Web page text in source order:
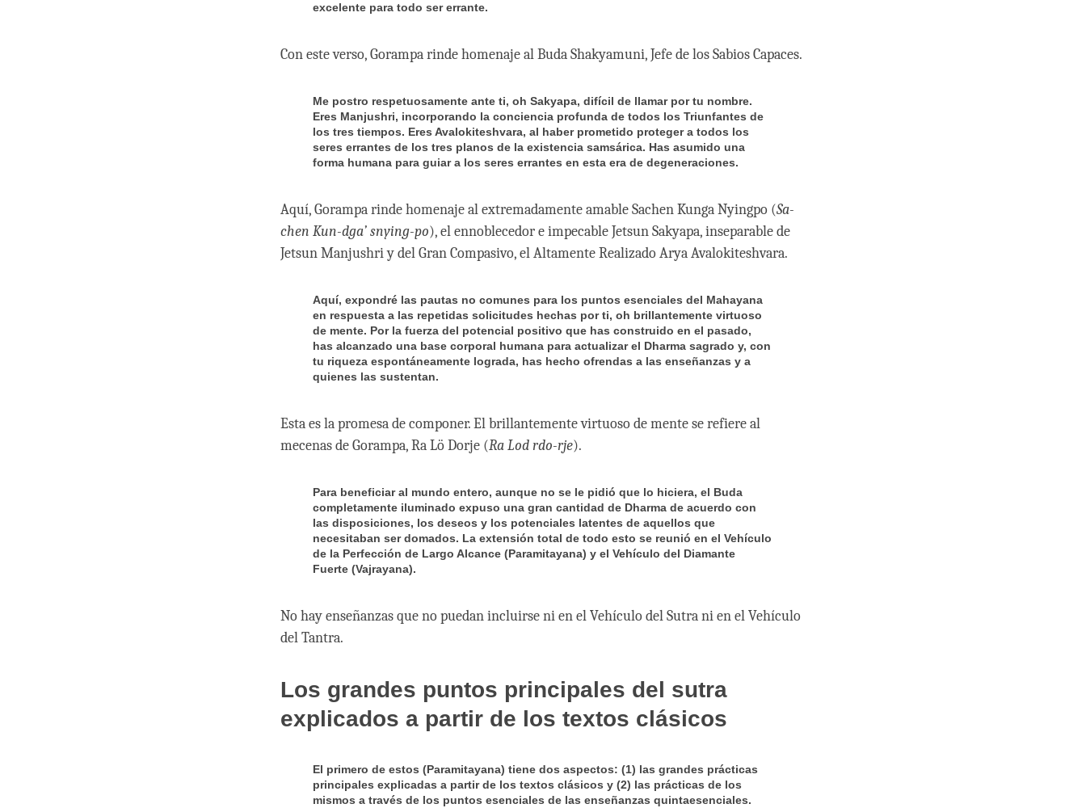
excelente para todo ser errante.
Con este verso, Gorampa rinde homenaje al Buda Shakyamuni, Jefe de los Sabios Capaces.
Me postro respetuosamente ante ti, oh Sakyapa, difícil de llamar por tu nombre.
Eres Manjushri, incorporando la conciencia profunda de todos los Triunfantes de
los tres tiempos. Eres Avalokiteshvara, al haber prometido proteger a todos los
seres errantes de los tres planos de la existencia samsárica. Has asumido una
forma humana para guiar a los seres errantes en esta era de degeneraciones.
Aquí, Gorampa rinde homenaje al extremadamente amable Sachen Kunga Nyingpo (Sa-
chen Kun-dga’ snying-po), el ennoblecedor e impecable Jetsun Sakyapa, inseparable de
Jetsun Manjushri y del Gran Compasivo, el Altamente Realizado Arya Avalokiteshvara.
Aquí, expondré las pautas no comunes para los puntos esenciales del Mahayana
en respuesta a las repetidas solicitudes hechas por ti, oh brillantemente virtuoso
de mente. Por la fuerza del potencial positivo que has construido en el pasado,
has alcanzado una base corporal humana para actualizar el Dharma sagrado y, con
tu riqueza espontáneamente lograda, has hecho ofrendas a las enseñanzas y a
quienes las sustentan.
Esta es la promesa de componer. El brillantemente virtuoso de mente se refiere al
mecenas de Gorampa, Ra Lö Dorje (Ra Lod rdo-rje).
Para beneficiar al mundo entero, aunque no se le pidió que lo hiciera, el Buda
completamente iluminado expuso una gran cantidad de Dharma de acuerdo con
las disposiciones, los deseos y los potenciales latentes de aquellos que
necesitaban ser domados. La extensión total de todo esto se reunió en el Vehículo
de la Perfección de Largo Alcance (Paramitayana) y el Vehículo del Diamante
Fuerte (Vajrayana).
No hay enseñanzas que no puedan incluirse ni en el Vehículo del Sutra ni en el Vehículo
del Tantra.
Los grandes puntos principales del sutra
explicados a partir de los textos clásicos
El primero de estos (Paramitayana) tiene dos aspectos: (1) las grandes prácticas
principales explicadas a partir de los textos clásicos y (2) las prácticas de los
mismos a través de los puntos esenciales de las enseñanzas quintaesenciales.